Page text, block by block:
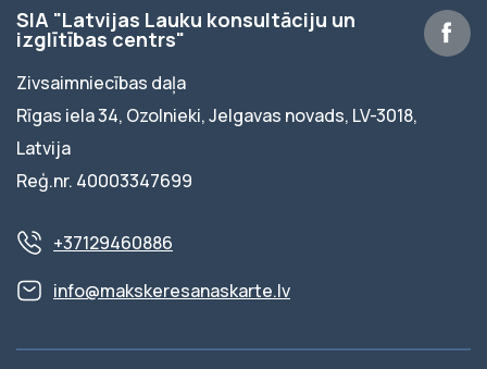
SIA "Latvijas Lauku konsultāciju un
izglītības centrs"
Zivsaimniecības daļa
Rīgas iela 34, Ozolnieki, Jelgavas novads, LV-3018,
Latvija
Reģ.nr. 40003347699
+37129460886
info@makskeresanaskarte.lv